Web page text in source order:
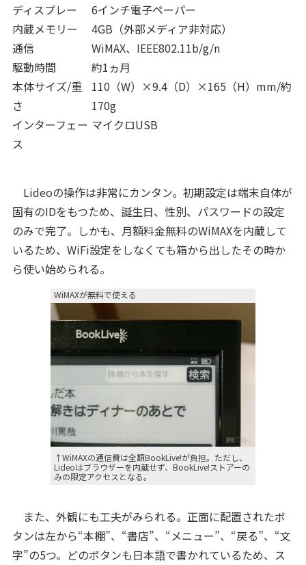
ディスプレー
6インチ電子ペーパー
内蔵メモリー
4GB（外部メディア非対応）
通信
WiMAX、IEEE802.11b/g/n
駆動時間
約1ヵ月
本体サイズ/重
さ
110（W）×9.4（D）×165（H）mm/約
170g
インターフェー
ス
マイクロUSB
Lideoの操作は非常にカンタン。初期設定は端末自体が
固有のIDをもつため、誕生日、性別、パスワードの設定
のみで完了。しかも、月額料金無料のWiMAXを内蔵して
いるため、WiFi設定をしなくても箱から出したその時か
ら使い始められる。
WiMAXが無料で使える
↑WiMAXの通信費は全額BookLive!が負担。ただし、
Lideoはブラウザーを内蔵せず、BookLive!ストアーの
みの限定アクセスとなる。
また、外観にも工夫がみられる。正面に配置されたボ
タンは左から“本棚”、“書店”、“メニュー”、“戻る”、“文
字”の5つ。どのボタンも日本語で書かれているため、ス